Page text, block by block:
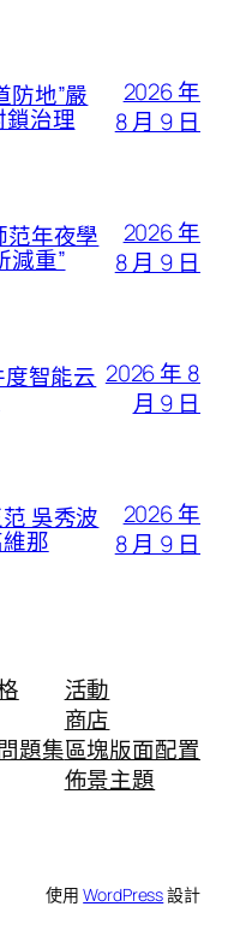
防地”嚴
治理
2026 年
8 月 9 日
范年夜學
減重”
2026 年
8 月 9 日
度智能云 2026 年 8
月 9 日
吳秀波
那
2026 年
8 月 9 日
題集
活動
商店
區塊版面配置
佈景主題
使用WordPress設計